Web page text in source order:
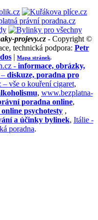
projevy.cz - Copyright ©
technická podpora: Petr
| Mapa stránek.
- informace, obrázky,
diskuze, poradna pro
vše o kouření cigaret,
, www.bezplatna-
poradna online,
online psychotesty ,
a účinky bylinek, Itálie -
poradna.